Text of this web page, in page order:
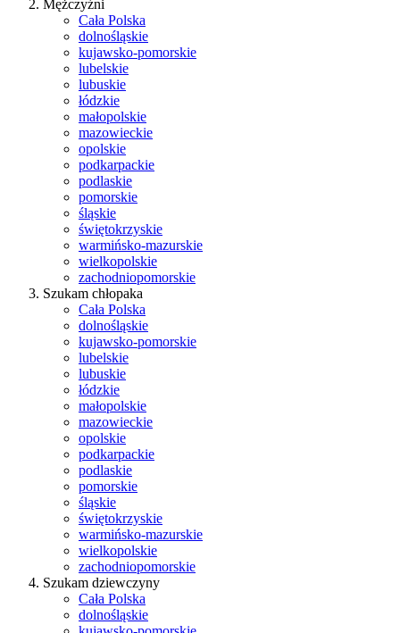
Mężczyźni
Cała Polska
dolnośląskie
kujawsko-pomorskie
lubelskie
lubuskie
łódzkie
małopolskie
mazowieckie
opolskie
podkarpackie
podlaskie
pomorskie
śląskie
świętokrzyskie
warmińsko-mazurskie
wielkopolskie
zachodniopomorskie
Szukam chłopaka
Cała Polska
dolnośląskie
kujawsko-pomorskie
lubelskie
lubuskie
łódzkie
małopolskie
mazowieckie
opolskie
podkarpackie
podlaskie
pomorskie
śląskie
świętokrzyskie
warmińsko-mazurskie
wielkopolskie
zachodniopomorskie
Szukam dziewczyny
Cała Polska
dolnośląskie